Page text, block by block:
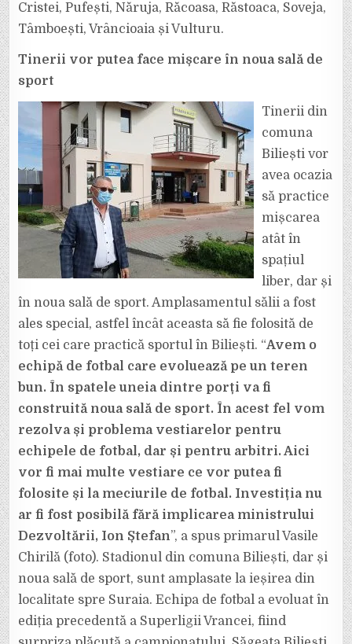
Cristei, Pufești, Năruja, Răcoasa, Răstoaca, Soveja,
Tâmboești, Vrâncioaia și Vulturu.
Tinerii vor putea face mișcare în noua sală de
sport
Tinerii din
comuna
Biliești vor
avea ocazia
să practice
mișcarea
atât în
spațiul
liber, dar și
în noua sală de sport. Amplasamentul sălii a fost
ales special, astfel încât aceasta să fie folosită de
toți cei care practică sportul în Biliești. “Avem o
echipă de fotbal care evoluează pe un teren
bun. În spatele uneia dintre porți va fi
construită noua sală de sport. În acest fel vom
rezolva și problema vestiarelor pentru
echipele de fotbal, dar și pentru arbitri. Aici
vor fi mai multe vestiare ce vor putea fi
folosite și la meciurile de fotbal. Investiția nu
ar fi fost posibilă fără implicarea ministrului
Dezvoltării, Ion Ștefan”, a spus primarul Vasile
Chirilă (foto). Stadionul din comuna Biliești, dar și
noua sală de sport, sunt amplasate la ieșirea din
localitate spre Suraia. Echipa de fotbal a evoluat în
ediția precedentă a Superligii Vrancei, fiind